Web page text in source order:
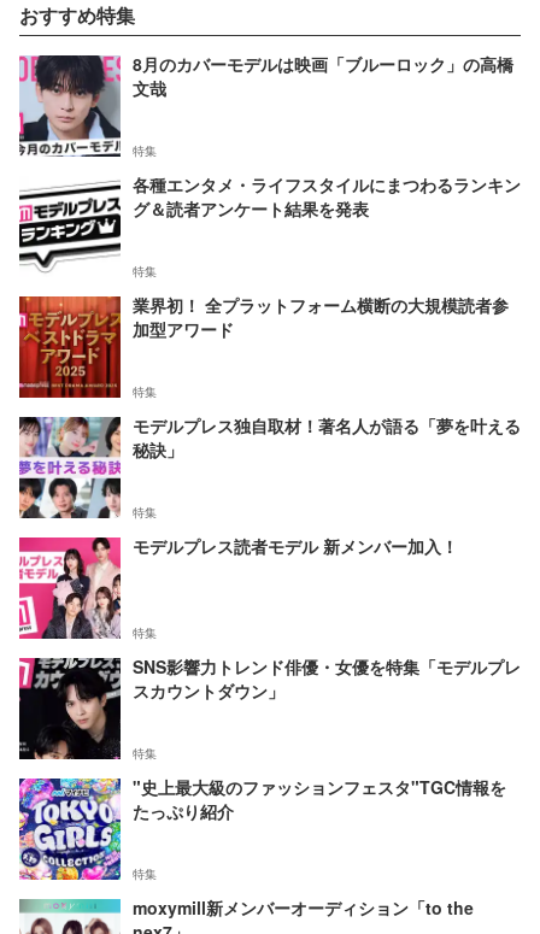
おすすめ特集
8月のカバーモデルは映画「ブルーロック」の高橋
文哉
特集
各種エンタメ・ライフスタイルにまつわるランキン
グ＆読者アンケート結果を発表
特集
業界初！ 全プラットフォーム横断の大規模読者参
加型アワード
特集
モデルプレス独自取材！著名人が語る「夢を叶える
秘訣」
特集
モデルプレス読者モデル 新メンバー加入！
特集
SNS影響力トレンド俳優・女優を特集「モデルプレ
スカウントダウン」
特集
"史上最大級のファッションフェスタ"TGC情報を
たっぷり紹介
特集
moxymill新メンバーオーディション「to the